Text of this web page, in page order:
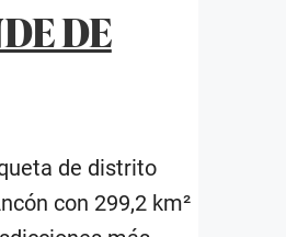
DE
de distrito
con 299,2 km²